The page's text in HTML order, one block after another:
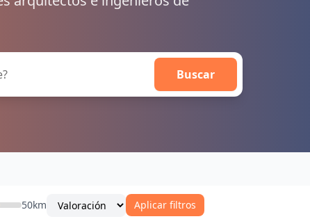
Buscar
50km Aplicar filtros